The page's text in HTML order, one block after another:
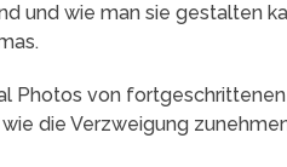
und wie man sie gestalten
Photos von
die Verzweigung